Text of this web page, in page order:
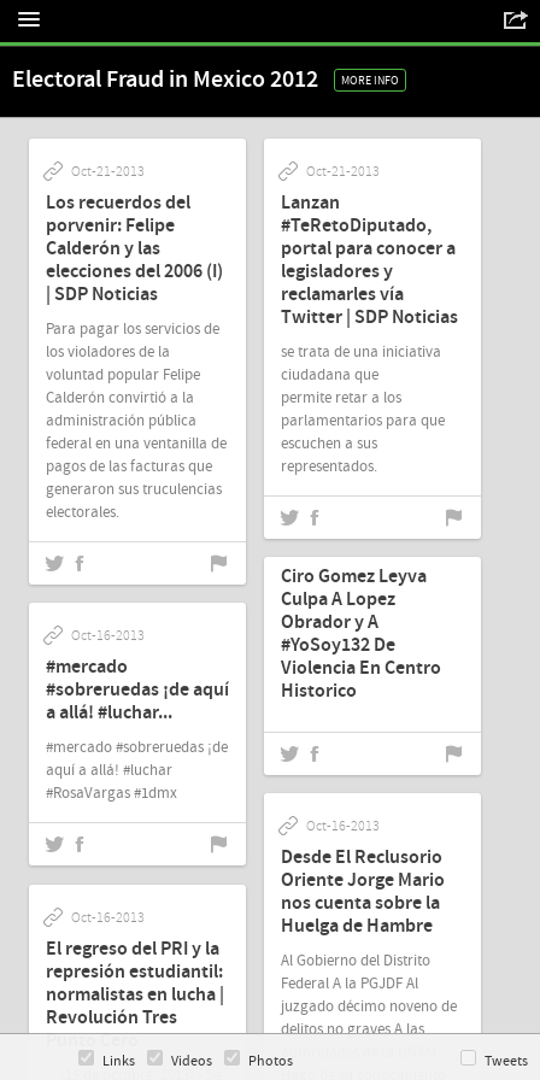
Electoral Fraud in Mexico 2012 MORE INFO
Oct-21-2013
Los recuerdos del
porvenir: Felipe
Calderón y las
elecciones del 2006 (I)
| SDP Noticias
Para pagar los servicios de
los violadores de la
voluntad popular Felipe
Calderón convirtió a la
administración pública
federal en una ventanilla de
pagos de las facturas que
generaron sus truculencias
electorales.
Oct-21-2013
Lanzan
#TeRetoDiputado,
portal para conocer a
legisladores y
reclamarles vía
Twitter | SDP Noticias
se trata de una iniciativa
ciudadana que
permite retar a los
parlamentarios para que
escuchen a sus
representados.
Oct-18-2013
Ciro Gomez Leyva
Culpa A Lopez
Obrador y A
#YoSoy132 De
Violencia En Centro
Historico
Oct-16-2013
#mercado
#sobreruedas ¡de aquí
a allá! #luchar...
#mercado #sobreruedas ¡de
aquí a allá! #luchar
#RosaVargas #1dmx
Oct-16-2013
Desde El Reclusorio
Oriente Jorge Mario
nos cuenta sobre la
Huelga de Hambre
Al Gobierno del Distrito
Federal A la PGJDF Al
juzgado décimo noveno de
delitos no graves A las
Oct-16-2013
El regreso del PRI y la
represión estudiantil:
normalistas en lucha |
Revolución Tres
Punto Cero
Links Videos Photos Tweets